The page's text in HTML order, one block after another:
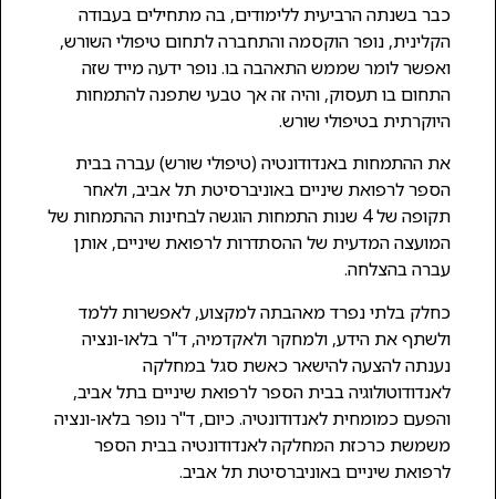
כבר בשנתה הרביעית ללימודים, בה מתחילים בעבודה
הקלינית, נופר הוקסמה והתחברה לתחום טיפולי השורש,
ואפשר לומר שממש התאהבה בו. נופר ידעה מייד שזה
התחום בו תעסוק, והיה זה אך טבעי שתפנה להתמחות
היוקרתית בטיפולי שורש.
את ההתמחות באנדודונטיה (טיפולי שורש) עברה בבית
הספר לרפואת שיניים באוניברסיטת תל אביב, ולאחר
תקופה של 4 שנות התמחות הוגשה לבחינות ההתמחות של
המועצה המדעית של ההסתדרות לרפואת שיניים, אותן
עברה בהצלחה.
כחלק בלתי נפרד מאהבתה למקצוע, לאפשרות ללמד
ולשתף את הידע, ולמחקר ולאקדמיה, ד"ר בלאו-ונציה
נענתה להצעה להישאר כאשת סגל במחלקה
לאנדודוטולוגיה בבית הספר לרפואת שיניים בתל אביב,
והפעם כמומחית לאנדודונטיה. כיום, ד"ר נופר בלאו-ונציה
משמשת כרכזת המחלקה לאנדודונטיה בבית הספר
לרפואת שיניים באוניברסיטת תל אביב.